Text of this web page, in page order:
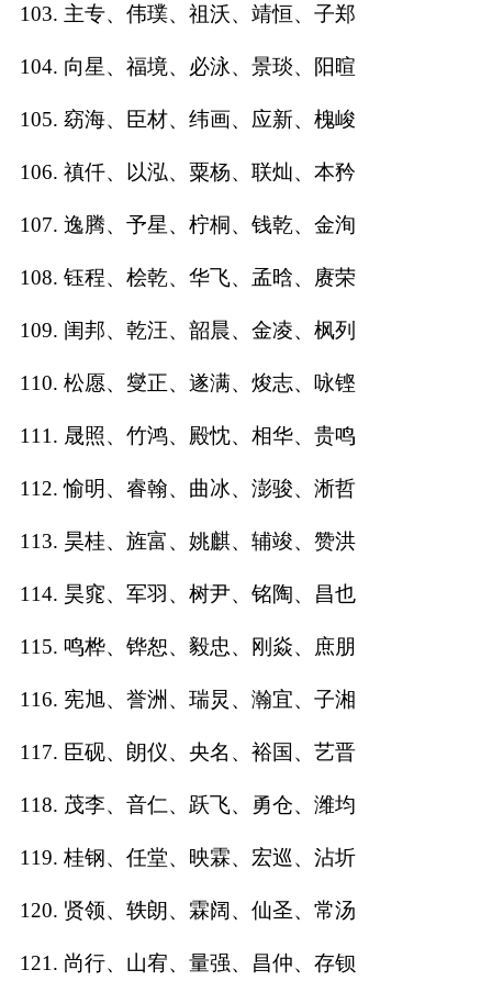
103. 主专、伟璞、祖沃、靖恒、子郑
104. 向星、福境、必泳、景琰、阳暄
105. 窈海、臣材、纬画、应新、槐峻
106. 禛仟、以泓、粟杨、联灿、本矜
107. 逸腾、予星、柠桐、钱乾、金洵
108. 钰程、桧乾、华飞、孟晗、赓荣
109. 闺邦、乾汪、韶晨、金凌、枫列
110. 松愿、燮正、遂满、焌志、咏铿
111. 晟照、竹鸿、殿忱、相华、贵鸣
112. 愉明、睿翰、曲冰、澎骏、淅哲
113. 昊桂、旌富、姚麒、辅竣、赞洪
114. 昊窕、军羽、树尹、铭陶、昌也
115. 鸣桦、铧恕、毅忠、刚焱、庶朋
116. 宪旭、誉洲、瑞炅、瀚宜、子湘
117. 臣砚、朗仪、央名、裕国、艺晋
118. 茂李、音仁、跃飞、勇仓、潍均
119. 桂钢、任堂、映霖、宏巡、沾圻
120. 贤领、轶朗、霖阔、仙圣、常汤
121. 尚行、山宥、量强、昌仲、存钡